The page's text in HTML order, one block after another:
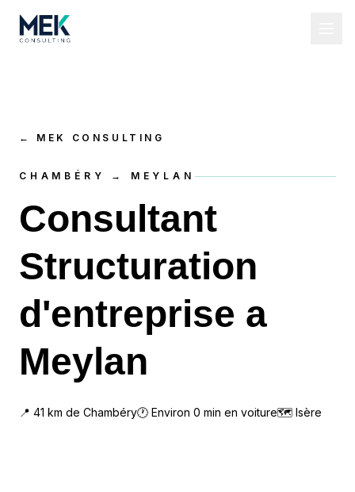
← MEK CONSULTING
CHAMBÉRY → MEYLAN
Consultant
Structuration
d'entreprise a
Meylan
📍 41 km de Chambéry🕐 Environ 0 min en voiture🗺 Isère